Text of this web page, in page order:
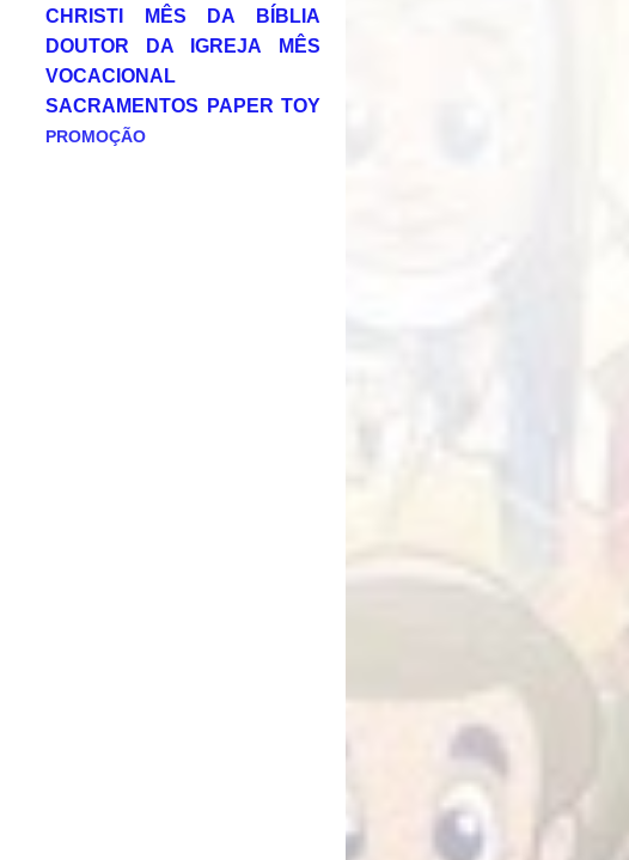
CHRISTI
MÊS DA BÍBLIA
DOUTOR DA IGREJA
MÊS
VOCACIONAL
SACRAMENTOS PAPER TOY
PROMOÇÃO